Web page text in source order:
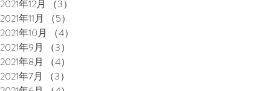
2021年12月
（3）
2021年11月
（5）
2021年10月
（4）
2021年9月
（3）
2021年8月
（4）
2021年7月
（3）